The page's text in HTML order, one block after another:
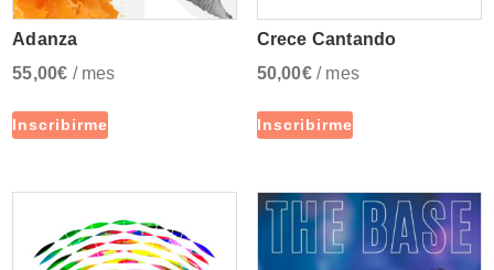
Adanza
55,00€ / mes
Inscribirme
Crece Cantando
50,00€ / mes
Inscribirme